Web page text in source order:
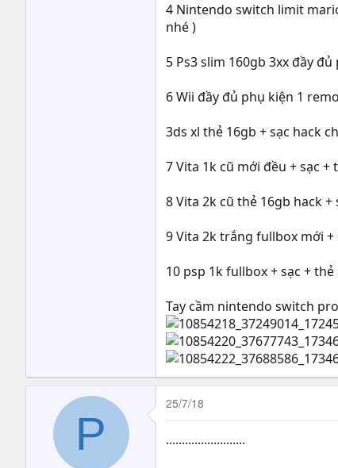
4 Nintendo switch limit
nhé )
5 Ps3 slim 160gb 3xx đầy
6 Wii đầy đủ phụ kiện 1
3ds xl thẻ 16gb + sạc hack
7 Vita 1k cũ mới đều + sạc
8 Vita 2k cũ thẻ 16gb hack
9 Vita 2k trắng fullbox mới +
10 psp 1k fullbox + sạc +
Tay cầm nintendo switch
P
25/7/18
.........................